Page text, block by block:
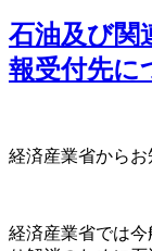
石油及び関
報受付先に
経済産業省からお
経済産業省では